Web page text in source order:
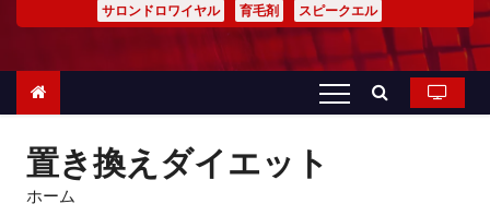
サロンドロワイヤル
育毛剤 スピークエル
置き換えダイエット
ホーム